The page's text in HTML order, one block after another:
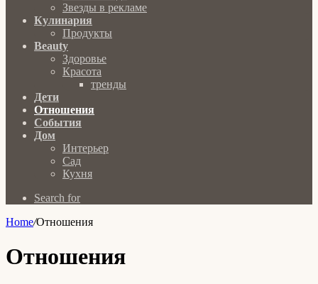
Звезды в рекламе
Кулинария
Продукты
Beauty
Здоровье
Красота
тренды
Дети
Отношения
События
Дом
Интерьер
Сад
Кухня
Search for
Home/Отношения
Отношения